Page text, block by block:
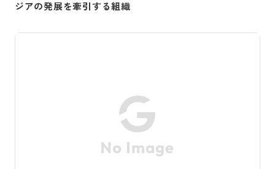
ジアの発展を牽引する組織